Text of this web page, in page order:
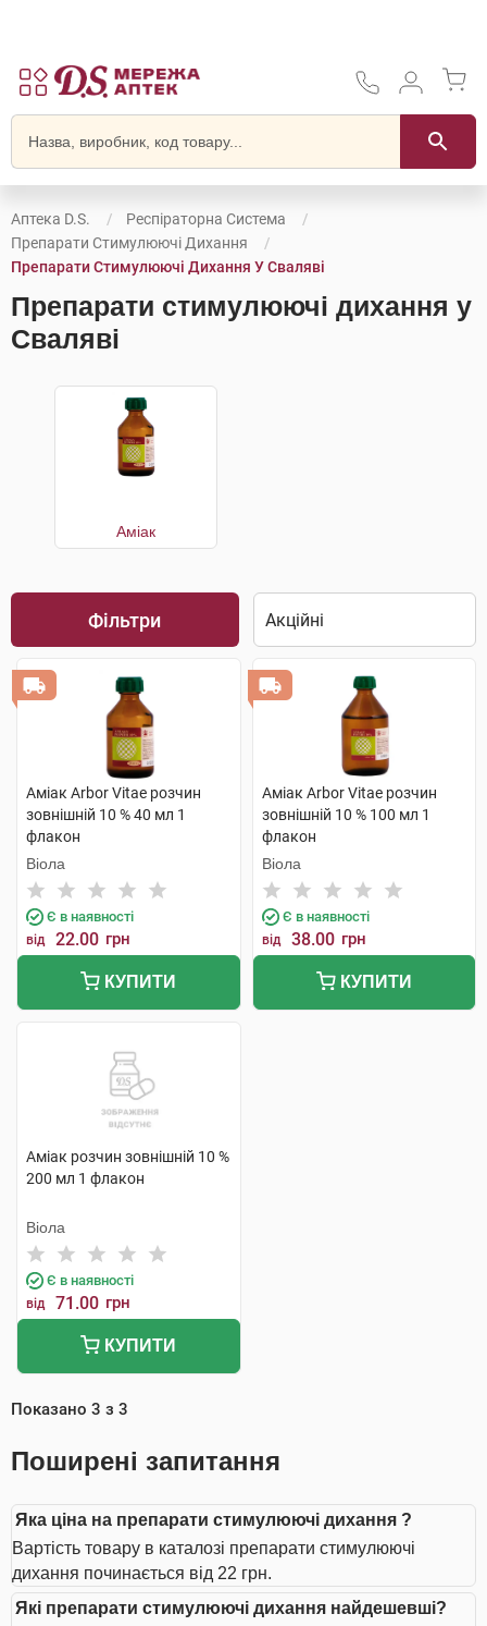
Аптека D.S.
Респіраторна Система
Препарати Стимулюючі Дихання
Препарати Стимулюючі Дихання У Сваляві
Препарати стимулюючі дихання у
Сваляві
Аміак
Фільтри
Аміак Arbor Vitae розчин
зовнішній 10 % 40 мл 1
флакон
Віола
Є в наявності
від 22.00 грн
КУПИТИ
Аміак Arbor Vitae розчин
зовнішній 10 % 100 мл 1
флакон
Віола
Є в наявності
від 38.00 грн
КУПИТИ
Аміак розчин зовнішній 10 %
200 мл 1 флакон
Віола
Є в наявності
від 71.00 грн
КУПИТИ
Показано 3 з 3
Поширені запитання
Яка ціна на препарати стимулюючі дихання ?
Вартість товару в каталозі препарати стимулюючі
дихання починається від 22 грн.
Які препарати стимулюючі дихання найдешевші?